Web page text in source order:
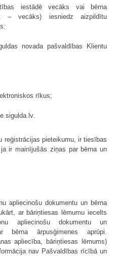
iestādē vecāks vai bērna
– vecāks) iesniedz aizpildītu
novada pašvaldības Klientu
rīkus;
reģistrācijas pieteikumu, ir tiesības
ir mainījušās ziņas par bērna un
apliecinošu dokumentu un bērna
ar bāriņtiesas lēmumu iecelts
apliecinošu dokumentu un
bērna ārpusģimenes aprūpi.
apliecība, bāriņtiesas lēmums)
nav Pašvaldības rīcībā un